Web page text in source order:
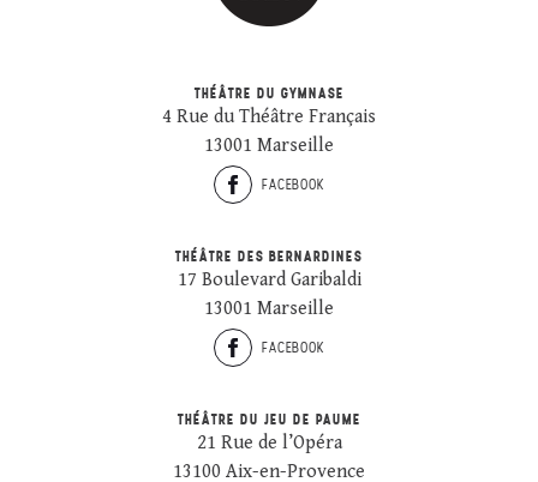
THÉÂTRE DU GYMNASE
4 Rue du Théâtre Français
13001 Marseille
FACEBOOK
THÉÂTRE DES BERNARDINES
17 Boulevard Garibaldi
13001 Marseille
FACEBOOK
THÉÂTRE DU JEU DE PAUME
21 Rue de l’Opéra
13100 Aix-en-Provence